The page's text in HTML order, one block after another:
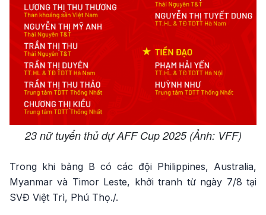
23 nữ tuyển thủ dự AFF Cup 2025 (Ảnh: VFF)
Trong khi bảng B có các đội Philippines, Australia,
Myanmar và Timor Leste, khởi tranh từ ngày 7/8 tại
SVĐ Việt Trì, Phú Thọ./.